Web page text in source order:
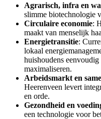
Agrarisch, infra en
slimme biotechnologie
Circulaire economie:
maakt van menselijk
Energietransitie:
lokaal
huishoudens
maximaliseren.
Arbeidsmarkt en
Heerenveen levert
en orde.
Gezondheid en
een technologie voor